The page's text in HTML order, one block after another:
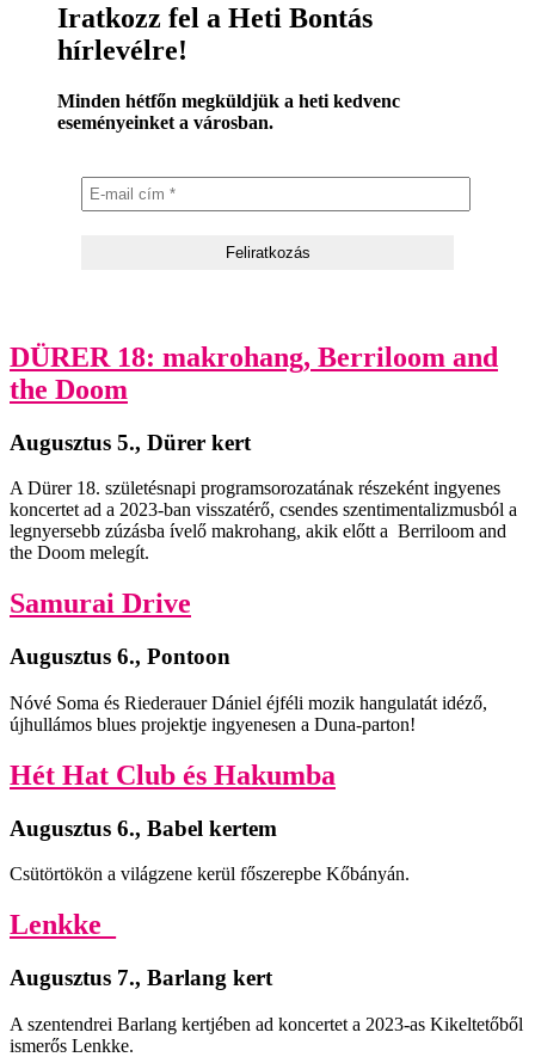
Iratkozz fel a Heti Bontás
hírlevélre!
Minden hétfőn megküldjük a heti kedvenc
eseményeinket a városban.
DÜRER 18: makrohang, Berriloom and
the Doom
Augusztus 5., Dürer kert
A Dürer 18. születésnapi programsorozatának részeként ingyenes
koncertet ad a 2023-ban visszatérő, csendes szentimentalizmusból a
legnyersebb zúzásba ívelő makrohang, akik előtt a Berriloom and
the Doom melegít.
Samurai Drive
Augusztus 6., Pontoon
Nóvé Soma és Riederauer Dániel éjféli mozik hangulatát idéző,
újhullámos blues projektje ingyenesen a Duna-parton!
Hét Hat Club és Hakumba
Augusztus 6., Babel kertem
Csütörtökön a világzene kerül főszerepbe Kőbányán.
Lenkke_
Augusztus 7., Barlang kert
A szentendrei Barlang kertjében ad koncertet a 2023-as Kikeltetőből
ismerős Lenkke.